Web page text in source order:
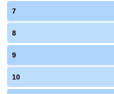
7
8
9
10